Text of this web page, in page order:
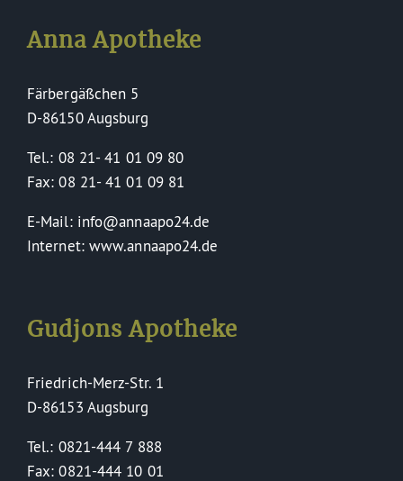
Anna Apotheke
Färbergäßchen 5
D-86150 Augsburg
Tel.: 08 21- 41 01 09 80
Fax: 08 21- 41 01 09 81
E-Mail: info@annaapo24.de
Internet: www.annaapo24.de
Gudjons Apotheke
Friedrich-Merz-Str. 1
D-86153 Augsburg
Tel.: 0821-444 7 888
Fax: 0821-444 10 01